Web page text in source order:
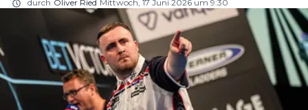
durch Oliver Ried Mittwoch, 17 Juni 2026 um 9:30